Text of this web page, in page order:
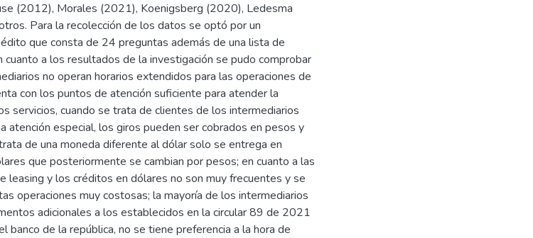
(2012), Morales (2021), Koenigsberg (2020), Ledesma
Para la recolección de los datos se optó por un
que consta de 24 preguntas además de una lista de
cuanto a los resultados de la investigación se pudo comprobar
no operan horarios extendidos para las operaciones de
con los puntos de atención suficiente para atender la
servicios, cuando se trata de clientes de los intermediarios
atención especial, los giros pueden ser cobrados en pesos y
de una moneda diferente al dólar solo se entrega en
que posteriormente se cambian por pesos; en cuanto a las
leasing y los créditos en dólares no son muy frecuentes y se
operaciones muy costosas; la mayoría de los intermediarios
adicionales a los establecidos en la circular 89 de 2021
banco de la república, no se tiene preferencia a la hora de